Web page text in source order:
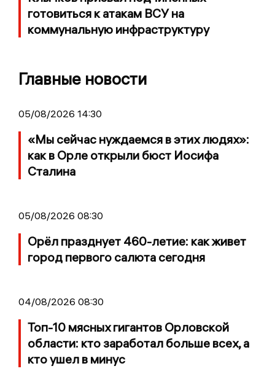
готовиться к атакам ВСУ на
коммунальную инфраструктуру
Главные новости
05/08/2026 14:30
«Мы сейчас нуждаемся в этих людях»:
как в Орле открыли бюст Иосифа
Сталина
05/08/2026 08:30
Орёл празднует 460-летие: как живет
город первого салюта сегодня
04/08/2026 08:30
Топ-10 мясных гигантов Орловской
области: кто заработал больше всех, а
кто ушел в минус